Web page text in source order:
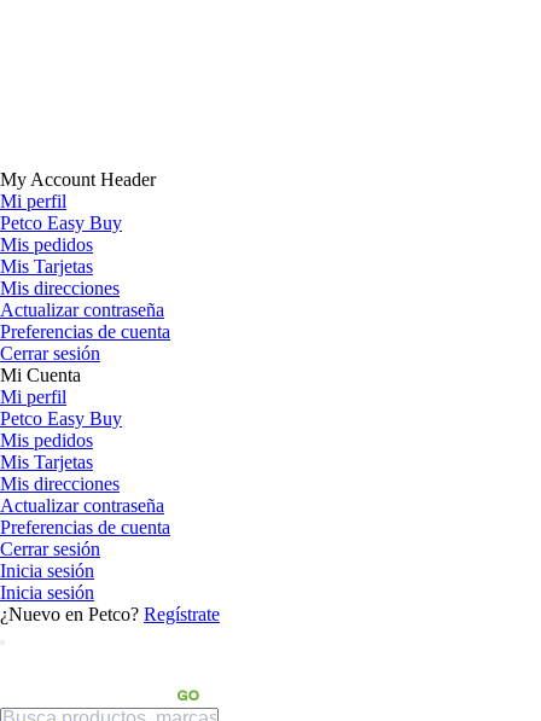
My Account Header
Mi perfil
Petco Easy Buy
Mis pedidos
Mis Tarjetas
Mis direcciones
Actualizar contraseña
Preferencias de cuenta
Cerrar sesión
Mi Cuenta
Mi perfil
Petco Easy Buy
Mis pedidos
Mis Tarjetas
Mis direcciones
Actualizar contraseña
Preferencias de cuenta
Cerrar sesión
Inicia sesión
Inicia sesión
¿Nuevo en Petco? Regístrate